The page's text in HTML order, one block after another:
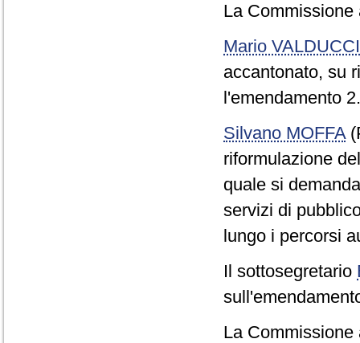
La Commissione
Mario VALDUCCI
accantonato, su
l'emendamento
Silvano MOFFA
riformulazione
quale si
servizi di
lungo i percorsi
Il sottosegretario
La Commissione